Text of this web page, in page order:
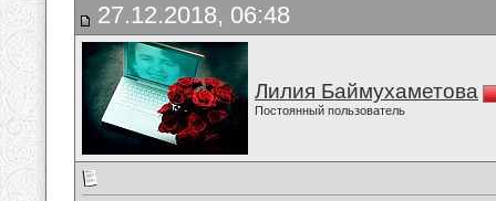
27.12.2018, 06:48
Лилия Баймухаметова
Постоянный пользователь